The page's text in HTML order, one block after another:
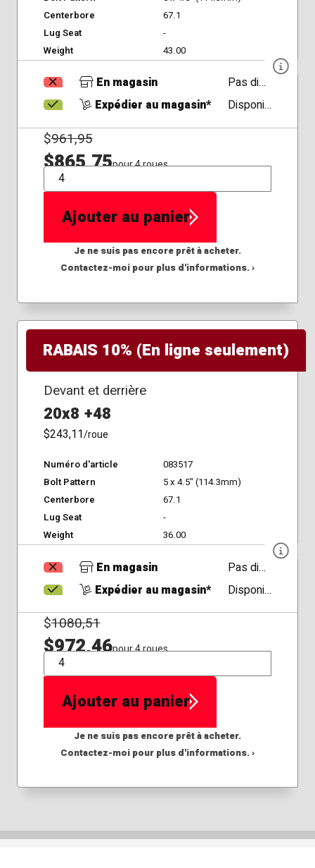
Centerbore
67.1
Lug Seat
-
Weight
43.00
En magasin
Pas disponible
Expédier au magasin*
Disponible
$961,95
$865,75pour 4 roues
QTÉ
Ajouter au panier
Je ne suis pas encore prêt à acheter.
Contactez-moi pour plus d'informations. ›
RABAIS 10% (En ligne seulement)
Devant et derrière
20x8 +48
$243,11/roue
Numéro d'article
083517
Bolt Pattern
5 x 4.5" (114.3mm)
Centerbore
67.1
Lug Seat
-
Weight
36.00
En magasin
Pas disponible
Expédier au magasin*
Disponible
$1080,51
$972,46pour 4 roues
QTÉ
Ajouter au panier
Je ne suis pas encore prêt à acheter.
Contactez-moi pour plus d'informations. ›